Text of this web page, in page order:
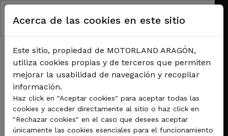
Pasar al contenido principal
RUTA DE NAVEGACIÓN
Máxima difusión para la primera prueba del Campeonato Mundial de WorldSBK
en MotorLand Aragón. Comienza la cuenta atrás.
Acerca de las cookies en este sitio
Este sitio, propiedad de MOTORLAND ARAGÓN,
utiliza cookies propias y de terceros que permiten
mejorar la usabilidad de navegación y recopilar
información.
Haz click en "Aceptar cookies" para aceptar todas las
cookies y acceder directamente al sitio o haz click en
"Rechazar cookies" en el caso que desees aceptar
únicamente las cookies esenciales para el funcionamiento